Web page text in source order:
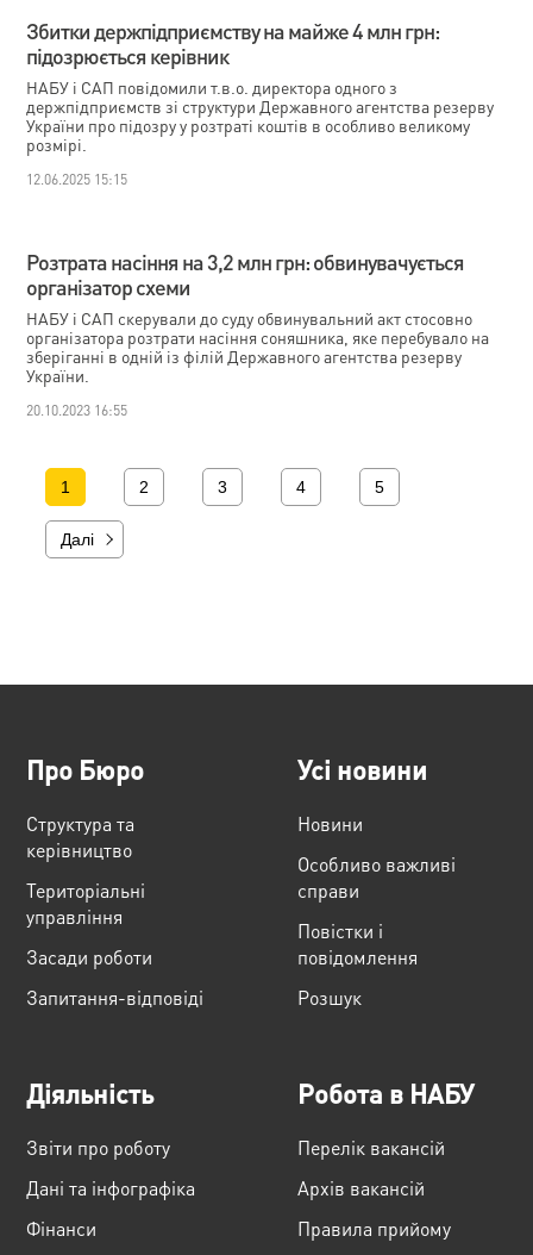
Збитки держпідприємству на майже 4 млн грн:
підозрюється керівник
НАБУ і САП повідомили т.в.о. директора одного з
держпідприємств зі структури Державного агентства резерву
України про підозру у розтраті коштів в особливо великому
розмірі.
12.06.2025 15:15
Розтрата насіння на 3,2 млн грн: обвинувачується
організатор схеми
НАБУ і САП скерували до суду обвинувальний акт стосовно
організатора розтрати насіння соняшника, яке перебувало на
зберіганні в одній із філій Державного агентства резерву
України.
20.10.2023 16:55
1 2 3 4 5
Далі
Про Бюро
Структура та
керівництво
Територіальні
управління
Засади роботи
Запитання-відповіді
Усі новини
Новини
Особливо важливі
справи
Повістки і
повідомлення
Розшук
Діяльність
Звіти про роботу
Дані та інфографіка
Фінанси
Робота в НАБУ
Перелік вакансій
Архів вакансій
Правила прийому